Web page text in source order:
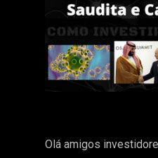
Olá amigos